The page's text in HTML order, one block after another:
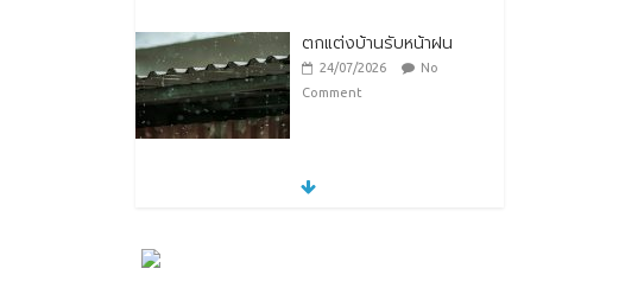
ตกแต่งบ้านรับหน้าฝน
24/07/2026
No
Comment
“รมว.ซาบีดา” แถลงข่าว